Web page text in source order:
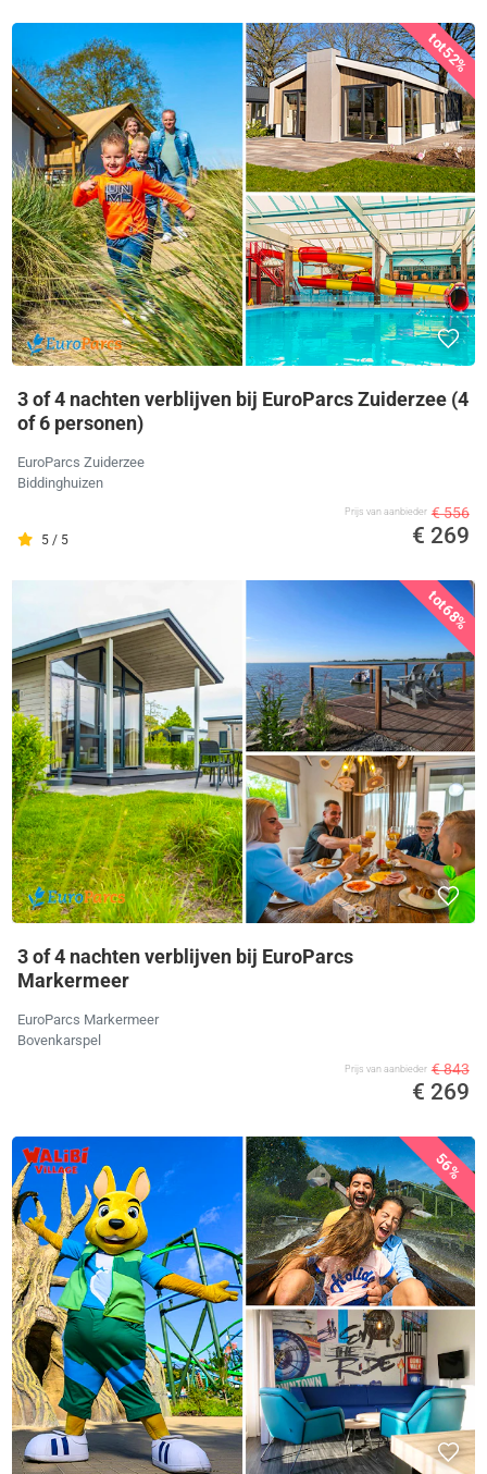
tot
52%
3 of 4 nachten verblijven bij EuroParcs Zuiderzee (4
of 6 personen)
EuroParcs Zuiderzee
Biddinghuizen
5 / 5
Prijs van aanbieder € 556
€ 269
tot
68%
3 of 4 nachten verblijven bij EuroParcs
Markermeer
EuroParcs Markermeer
Bovenkarspel
Prijs van aanbieder € 843
€ 269
56%